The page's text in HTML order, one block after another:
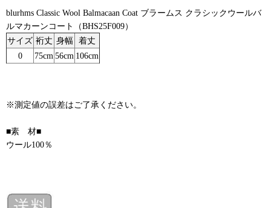
blurhms Classic Wool Balmacaan Coat ブラームス クラシックウールバ
ルマカーンコート（BHS25F009）
サイズ 裄丈 身幅 着丈
0
75cm 56cm 106cm
※測定値の誤差はご了承ください。
■素 材■
ウール100％